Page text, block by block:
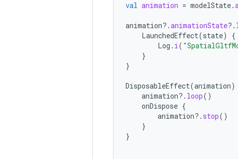
val animation = modelState.
animation?.animationState?.
LaunchedEffect(state)
{
Log . i(
}
}
DisposableEffect(animation)
animation?. loop()
onDispose {
animation?. stop()
}
}